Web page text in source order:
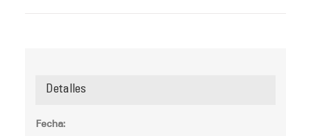
Detalles
Fecha: